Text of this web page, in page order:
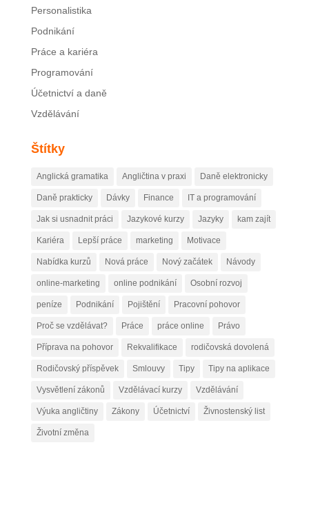
Personalistika
Podnikání
Práce a kariéra
Programování
Účetnictví a daně
Vzdělávání
Štítky
Anglická gramatika Angličtina v praxi Daně elektronicky
Daně prakticky Dávky Finance IT a programování
Jak si usnadnit práci Jazykové kurzy Jazyky kam zajít
Kariéra Lepší práce marketing Motivace
Nabídka kurzů Nová práce Nový začátek Návody
online-marketing online podnikání Osobní rozvoj
peníze Podnikání Pojištění Pracovní pohovor
Proč se vzdělávat? Práce práce online Právo
Příprava na pohovor Rekvalifikace rodičovská dovolená
Rodičovský příspěvek Smlouvy Tipy Tipy na aplikace
Vysvětlení zákonů Vzdělávací kurzy Vzdělávání
Výuka angličtiny Zákony Účetnictví Živnostenský list
Životní změna